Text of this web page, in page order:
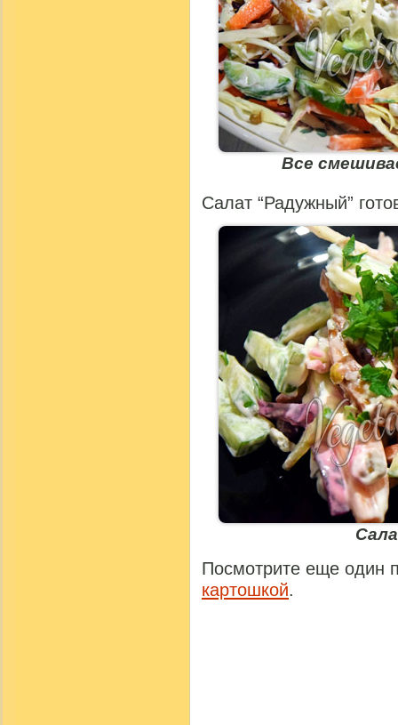
Все
Салат “Радужный”
Посмотрите еще один
картошкой.